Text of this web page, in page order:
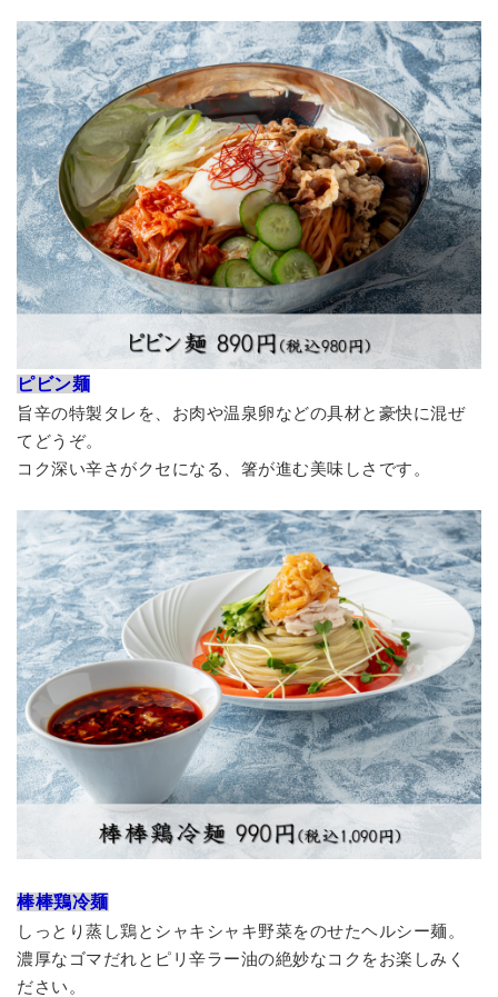
ピビン麺
旨辛の特製タレを、お肉や温泉卵などの具材と豪快に混ぜ
てどうぞ。
コク深い辛さがクセになる、箸が進む美味しさです。
棒棒鶏冷麺
しっとり蒸し鶏とシャキシャキ野菜をのせたヘルシー麺。
濃厚なゴマだれとピリ辛ラー油の絶妙なコクをお楽しみく
ださい。